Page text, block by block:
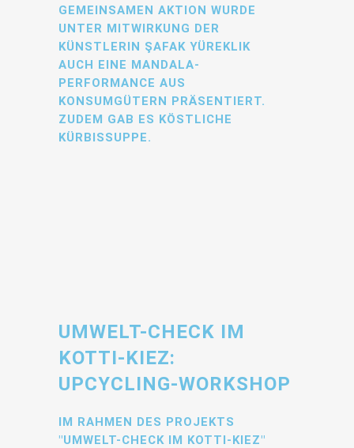
GEMEINSAMEN AKTION WURDE
UNTER MITWIRKUNG DER
KÜNSTLERIN ŞAFAK YÜREKLIK
AUCH EINE MANDALA-
PERFORMANCE AUS
KONSUMGÜTERN PRÄSENTIERT.
ZUDEM GAB ES KÖSTLICHE
KÜRBISSUPPE.
UMWELT-CHECK IM
KOTTI-KIEZ:
UPCYCLING-WORKSHOP
IM RAHMEN DES PROJEKTS
"UMWELT-CHECK IM KOTTI-KIEZ"